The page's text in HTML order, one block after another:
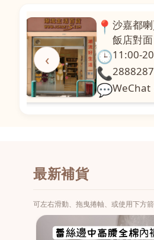
‹
📍澳門啤
面
🕒11:00-
📞
💬
最新補貨
可左右滑動、拖曳捲軸、或使用下方